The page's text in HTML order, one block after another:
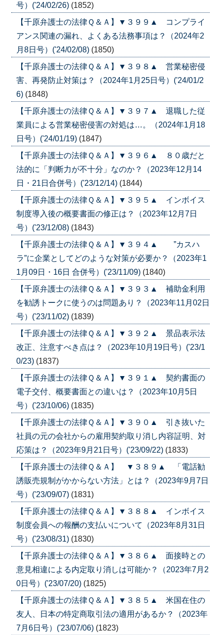
号）('24/02/26) (1852)
【千原弁護士の法律Ｑ＆Ａ】▼３９９▲ コンプライ
アンス関連の漏れ、よくある法務事項は？（2024年2
月8日号）('24/02/08) (1850)
【千原弁護士の法律Ｑ＆Ａ】▼３９８▲ 営業秘密侵
害、再発防止対策は？（2024年1月25日号）('24/01/2
6) (1848)
【千原弁護士の法律Ｑ＆Ａ】▼３９７▲ 退職した従
業員による営業秘密侵害の対処は…。（2024年1月18
日号）('24/01/19) (1847)
【千原弁護士の法律Ｑ＆Ａ】▼３９６▲ ８０歳だと
法的に「判断力が不十分」なのか？（2023年12月14
日・21日合併号）('23/12/14) (1844)
【千原弁護士の法律Ｑ＆Ａ】▼３９５▲ インボイス
制度導入後の概要書面の修正は？（2023年12月7日
号）('23/12/08) (1843)
【千原弁護士の法律Ｑ＆Ａ】▼３９４▲ ”カスハ
ラ”に企業としてどのような対策が必要か？（2023年1
1月09日・16日 合併号）('23/11/09) (1840)
【千原弁護士の法律Ｑ＆Ａ】▼３９３▲ 補助金利用
を勧誘トークに使うのは問題あり？（2023年11月02日
号）('23/11/02) (1839)
【千原弁護士の法律Ｑ＆Ａ】▼３９２▲ 景品表示法
改正、注意すべき点は？（2023年10月19日号）('23/1
0/23) (1837)
【千原弁護士の法律Ｑ＆Ａ】▼３９１▲ 契約書面の
電子交付、概要書面との違いは？（2023年10月5日
号）('23/10/06) (1835)
【千原弁護士の法律Ｑ＆Ａ】▼３９０▲ 引き抜いた
社員の元の会社からの雇用契約取り消し内容証明、対
応策は？（2023年9月21日号）('23/09/22) (1833)
【千原弁護士の法律Ｑ＆Ａ】 ▼３８９▲ 「電話勧
誘販売規制がかからない方法」とは？（2023年9月7日
号）('23/09/07) (1831)
【千原弁護士の法律Ｑ＆Ａ】▼３８８▲ インボイス
制度会員への報酬の支払いについて（2023年8月31日
号）('23/08/31) (1830)
【千原弁護士の法律Ｑ＆Ａ】▼３８６▲ 面接時との
意見相違による内定取り消しは可能か？（2023年7月2
0日号）('23/07/20) (1825)
【千原弁護士の法律Ｑ＆Ａ】▼３８５▲ 米国在住の
友人、日本の特定商取引法の適用があるか？（2023年
7月6日号）('23/07/06) (1823)